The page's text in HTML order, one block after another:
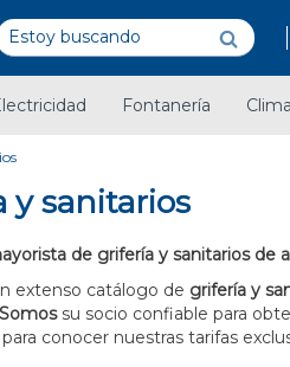
Fontanería
y sanitarios
de grifería y sanitarios de
extenso catálogo de grifería y
Somos su socio confiable para
conocer nuestras tarifas